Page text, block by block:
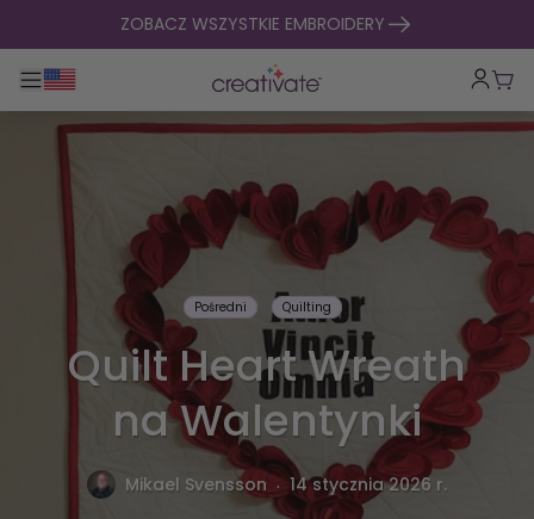
Przejdź do treściZOBACZ WSZYSTKIE EMBROIDERY
Przełącz główną nawigację
Pośredni Quilting
Quilt Heart Wreath
na Walentynki
Mikael Svensson . 14 stycznia 2026 r.